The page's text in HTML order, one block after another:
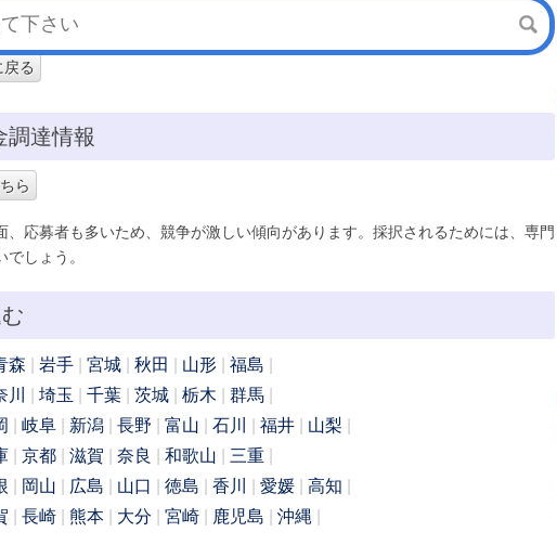
る
調達情報
ら
、応募者も多いため、競争が激しい傾向があります。採択されるためには、専門
しょう。
森 岩手 宮城 秋田 山形
福島
埼玉 千葉 茨城 栃木
群馬
岐阜 新潟 長野 富山 石川 福井
山梨
京都 滋賀 奈良 和歌山
三重
岡山 広島 山口 徳島 香川 愛媛
高知
長崎 熊本 大分 宮崎 鹿児島 沖縄